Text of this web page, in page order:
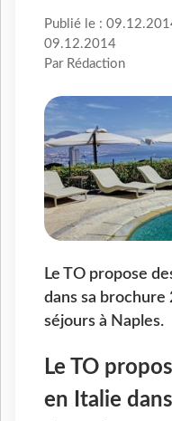
Publié le :
09.12.2014
Par Rédaction
Le TO propose
dans sa
séjours à Naples.
Le TO
en Italie